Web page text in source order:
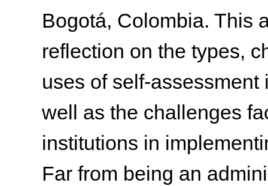
Bogotá, Colombia. This
reflection on the types,
uses of self-
well as the challenges
institutions in
Far from being an